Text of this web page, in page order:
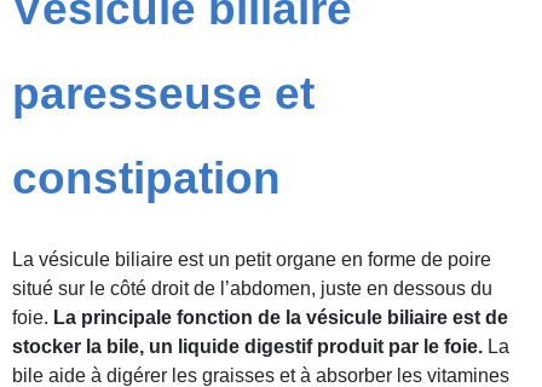
paresseuse et
constipation
La vésicule biliaire est un petit organe en forme de poire
situé sur le côté droit de l’abdomen, juste en dessous du
foie. La principale fonction de la vésicule biliaire est de
stocker la bile, un liquide digestif produit par le foie. La
bile aide à digérer les graisses et à absorber les vitamines